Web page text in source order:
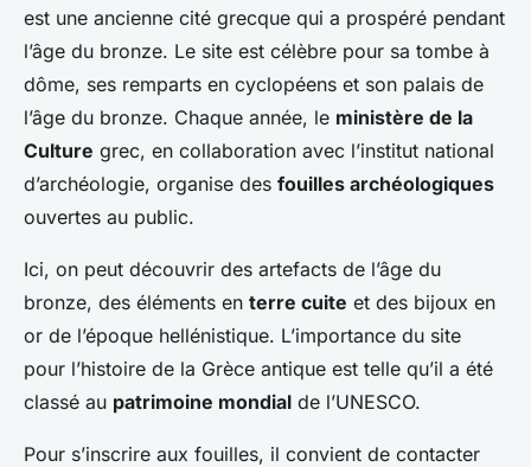
est une ancienne cité grecque qui a prospéré pendant
l’âge du bronze. Le site est célèbre pour sa tombe à
dôme, ses remparts en cyclopéens et son palais de
l’âge du bronze. Chaque année, le ministère de la
Culture grec, en collaboration avec l’institut national
d’archéologie, organise des fouilles archéologiques
ouvertes au public.
Ici, on peut découvrir des artefacts de l’âge du
bronze, des éléments en terre cuite et des bijoux en
or de l’époque hellénistique. L’importance du site
pour l’histoire de la Grèce antique est telle qu’il a été
classé au patrimoine mondial de l’UNESCO.
Pour s’inscrire aux fouilles, il convient de contacter